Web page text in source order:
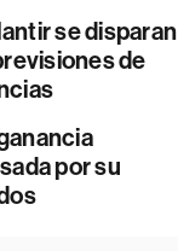
se disparan
de
por su